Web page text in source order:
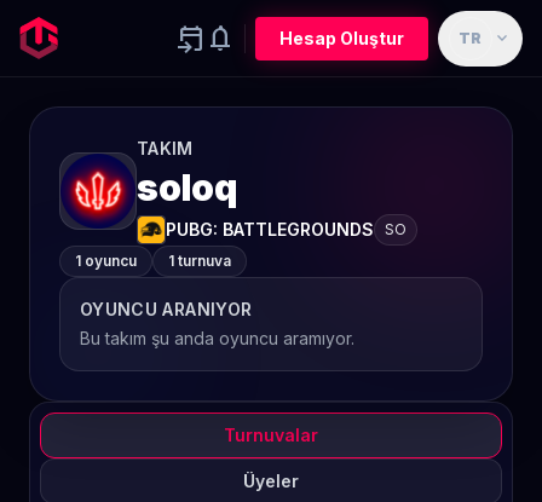
event_upcoming notifications Hesap Oluştur TR expand_more
TAKIM
soloq
PUBG: BATTLEGROUNDS
SO
1 oyuncu
1 turnuva
OYUNCU ARANIYOR
Bu takım şu anda oyuncu aramıyor.
Turnuvalar
Üyeler